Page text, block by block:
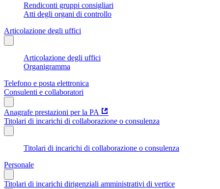
Rendiconti gruppi consigliari
Atti degli organi di controllo
Articolazione degli uffici
Articolazione degli uffici
Organigramma
Telefono e posta elettronica
Consulenti e collaboratori
Anagrafe prestazioni per la PA
Titolari di incarichi di collaborazione o consulenza
Titolari di incarichi di collaborazione o consulenza
Personale
Titolari di incarichi dirigenziali amministrativi di vertice